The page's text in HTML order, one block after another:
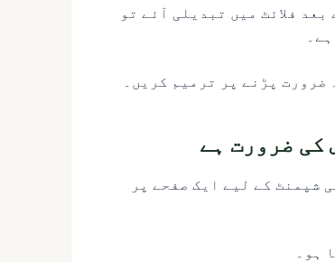
فلائٹ میں تبدیلی آئے تو
ضرورت پڑنے پر ترمیم کریں۔
شپمنٹ کے لیے ایک صفحے پر
ہو۔